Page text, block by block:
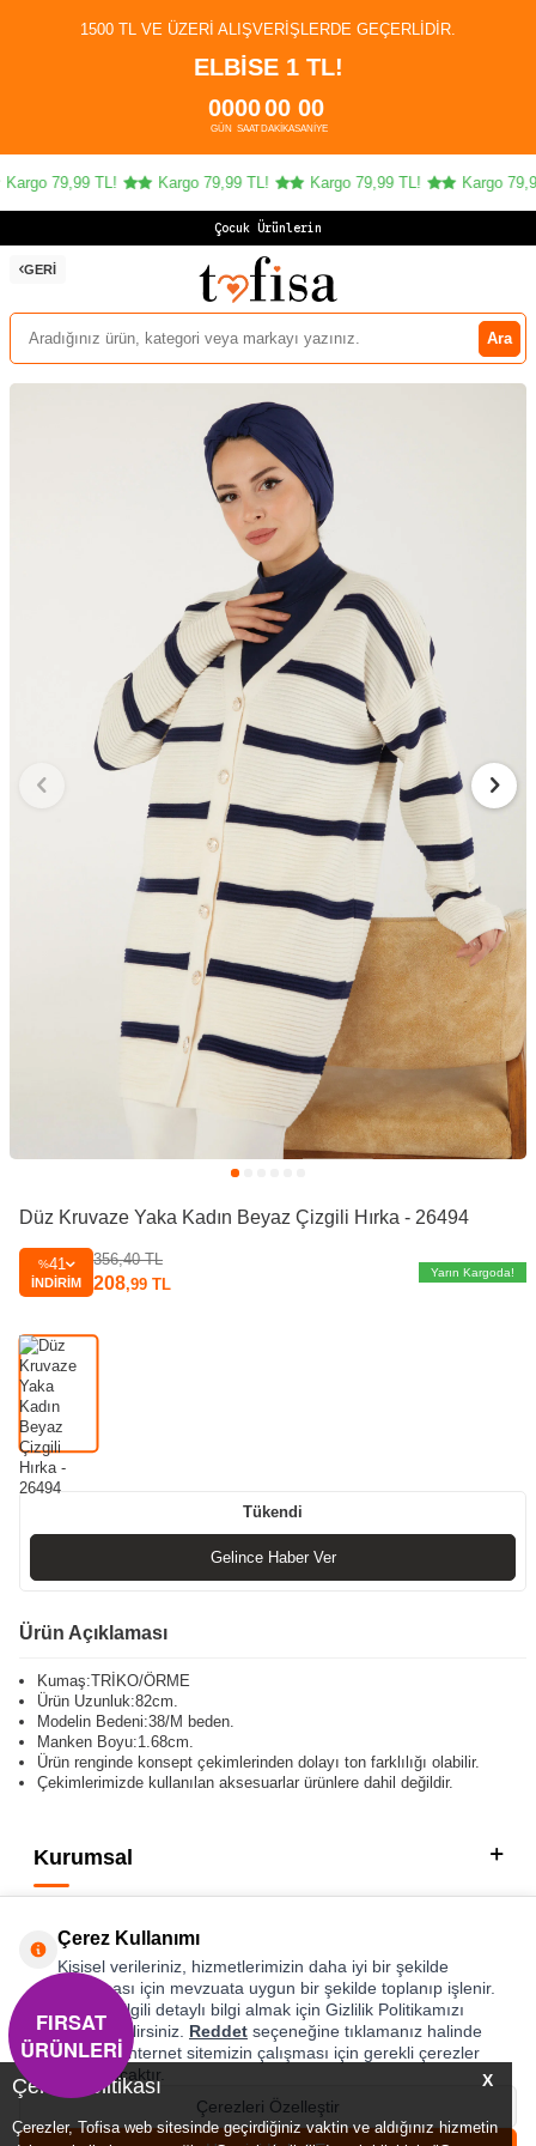
X
Çerez Politikası
Çerezler, Tofisa web sitesinde geçirdiğiniz vaktin ve aldığınız hizmetin
1500 TL VE ÜZERI ALIŞVERIŞLERDE GEÇERLIDIR.
ELBİSE 1 TL!
00
GÜN
00
SAAT
00
DAKIKA
00
SANIYE
79,99 TL! Kargo 79,99 TL! Kargo 79,99 TL! Kargo 79,99
Çocuk Ürünlerinde
GERI
Ara
Düz Kruvaze Yaka Kadın Beyaz Çizgili Hırka - 26494
%41
İNDIRIM
356,40TL
208,99 TL
Yarın Kargoda!
Tükendi
Gelince Haber Ver
Ürün Açıklaması
Kumaş:TRİKO/ÖRME
Ürün Uzunluk:82cm.
Modelin Bedeni:38/M beden.
Manken Boyu:1.68cm.
Ürün renginde konsept çekimlerinden dolayı ton farklılığı olabilir.
Çekimlerimizde kullanılan aksesuarlar ürünlere dahil değildir.
Kurumsal
Hızlı Erişim
Sosyal
Adres & İletişim
Çerez Kullanımı
Kişisel verileriniz, hizmetlerimizin daha iyi bir şekilde
sunulması için mevzuata uygun bir şekilde toplanıp işlenir.
Konuyla ilgili detaylı bilgi almak için Gizlilik Politikamızı
inceleyebilirsiniz. Reddet seçeneğine tıklamanız halinde
yalnızca internet sitemizin çalışması için gerekli çerezler
kullanılacaktır.
Çerezleri Özelleştir
FIRSAT
ÜRÜNLERİ